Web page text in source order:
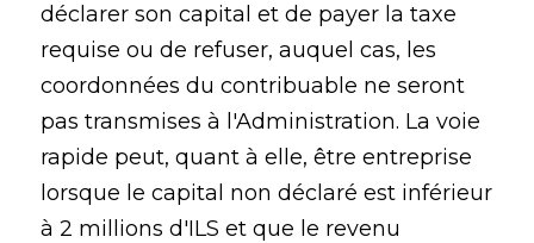
déclarer son capital et de payer la taxe
requise ou de refuser, auquel cas, les
coordonnées du contribuable ne seront
pas transmises à l'Administration. La voie
rapide peut, quant à elle, être entreprise
lorsque le capital non déclaré est inférieur
à 2 millions d'ILS et que le revenu